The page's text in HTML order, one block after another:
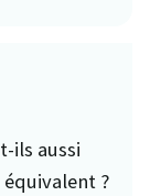
ils aussi
équivalent ?